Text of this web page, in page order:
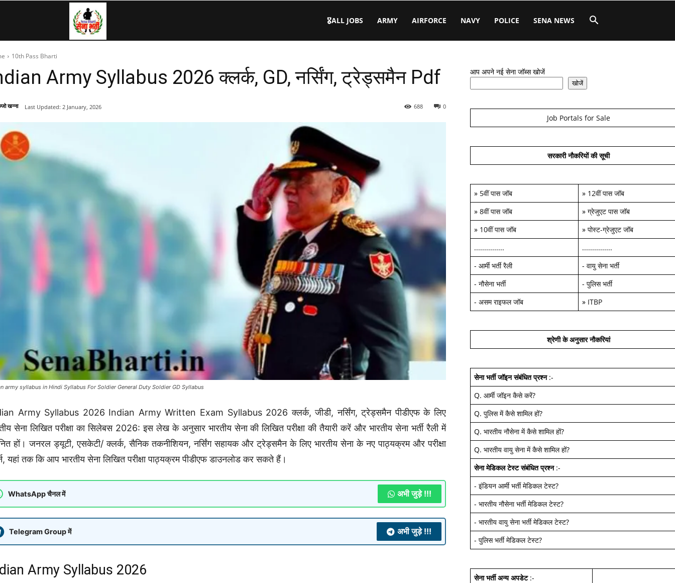
🎖️ALL JOBS ARMY AIRFORCE NAVY POLICE SENA NEWS
10th Pass Bharti
Army Syllabus 2026 क्लर्क, GD, नर्सिंग, ट्रेड्समैन Pdf
खन्ना 0
688
Last Updated: 2 January, 2026
army syllabus in Hindi Syllabus For Soldier General Duty Soldier GD Syllabus
Army Syllabus 2026 Indian Army Written Exam Syllabus 2026 क्लर्क, जीडी, नर्सिंग, ट्रेड्समैन पीडीएफ के लिए
सेना लिखित परीक्षा का सिलेबस 2026: इस लेख के अनुसार भारतीय सेना की लिखित परीक्षा की तैयारी करें और भारतीय सेना भर्ती रैली में
हों। जनरल ड्यूटी, एसकेटी/ क्लर्क, सैनिक तकनीशियन, नर्सिंग सहायक और ट्रेड्समैन के लिए भारतीय सेना के नए पाठ्यक्रम और परीक्षा
यहां तक ​​कि आप भारतीय सेना लिखित परीक्षा पाठ्यक्रम पीडीएफ डाउनलोड कर सकते हैं।
WhatsApp चैनल में अभी जुड़े !!!
Telegram Group में अभी जुड़े !!!
Army Syllabus 2026
आप अपने नई सेना जॉब्स खोजें
खोजें
Job Portals for Sale
सरकारी नौकरियों की सूची
» 5वीं पास जॉब » 12वीं पास जॉब
» 8वीं पास जॉब » ग्रेजुएट पास जॉब
» 10वीं पास जॉब » पोस्ट-ग्रेजुएट जॉब
...............
...............
- आर्मी भर्ती रैली - वायु सेना भर्ती
- नौसेना भर्ती - पुलिस भर्ती
- असम राइफल जॉब » ITBP
श्रेणी के अनुसार नौकरियां
सेना भर्ती जॉइन संबंधित प्रश्न:-
Q. आर्मी जॉइन कैसे करें?
Q. पुलिस में कैसे शामिल हों?
Q. भारतीय नौसेना में कैसे शामिल हों?
Q. भारतीय वायु सेना में कैसे शामिल हों?
सेना मेडिकल टेस्ट संबंधित प्रश्न:-
- इंडियन आर्मी भर्ती मेडिकल टेस्ट?
- भारतीय नौसेना भर्ती मेडिकल टेस्ट?
- भारतीय वायु सेना भर्ती मेडिकल टेस्ट?
- पुलिस भर्ती मेडिकल टेस्ट?
सेना भर्ती अन्य अपडेट:-